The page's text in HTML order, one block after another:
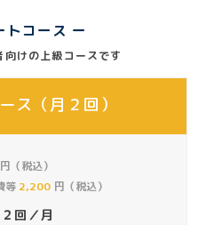
トコース ー
けの上級コースです
ス（月２回）
円（税込）
等 2,200 円（税込）
回／月